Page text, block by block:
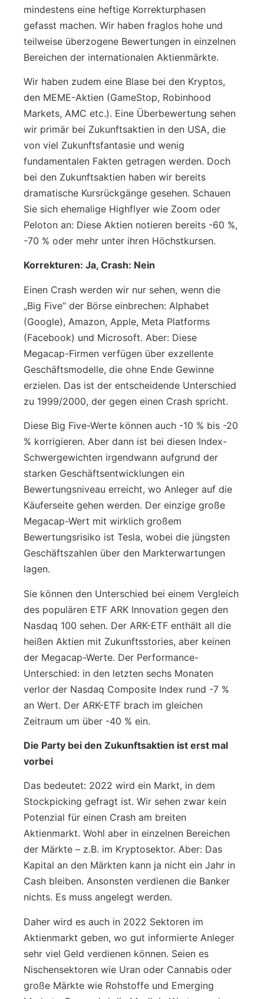
mindestens eine heftige Korrekturphasen
gefasst machen. Wir haben fraglos hohe und
teilweise überzogene Bewertungen in einzelnen
Bereichen der internationalen Aktienmärkte.
Wir haben zudem eine Blase bei den Kryptos,
den MEME-Aktien (GameStop, Robinhood
Markets, AMC etc.). Eine Überbewertung sehen
wir primär bei Zukunftsaktien in den USA, die
von viel Zukunftsfantasie und wenig
fundamentalen Fakten getragen werden. Doch
bei den Zukunftsaktien haben wir bereits
dramatische Kursrückgänge gesehen. Schauen
Sie sich ehemalige Highflyer wie Zoom oder
Peloton an: Diese Aktien notieren bereits -60 %,
-70 % oder mehr unter ihren Höchstkursen.
Korrekturen: Ja, Crash: Nein
Einen Crash werden wir nur sehen, wenn die
„Big Five“ der Börse einbrechen: Alphabet
(Google), Amazon, Apple, Meta Platforms
(Facebook) und Microsoft. Aber: Diese
Megacap-Firmen verfügen über exzellente
Geschäftsmodelle, die ohne Ende Gewinne
erzielen. Das ist der entscheidende Unterschied
zu 1999/2000, der gegen einen Crash spricht.
Diese Big Five-Werte können auch -10 % bis -20
% korrigieren. Aber dann ist bei diesen Index-
Schwergewichten irgendwann aufgrund der
starken Geschäftsentwicklungen ein
Bewertungsniveau erreicht, wo Anleger auf die
Käuferseite gehen werden. Der einzige große
Megacap-Wert mit wirklich großem
Bewertungsrisiko ist Tesla, wobei die jüngsten
Geschäftszahlen über den Markterwartungen
lagen.
Sie können den Unterschied bei einem Vergleich
des populären ETF ARK Innovation gegen den
Nasdaq 100 sehen. Der ARK-ETF enthält all die
heißen Aktien mit Zukunftsstories, aber keinen
der Megacap-Werte. Der Performance-
Unterschied: in den letzten sechs Monaten
verlor der Nasdaq Composite Index rund -7 %
an Wert. Der ARK-ETF brach im gleichen
Zeitraum um über -40 % ein.
Die Party bei den Zukunftsaktien ist erst mal
vorbei
Das bedeutet: 2022 wird ein Markt, in dem
Stockpicking gefragt ist. Wir sehen zwar kein
Potenzial für einen Crash am breiten
Aktienmarkt. Wohl aber in einzelnen Bereichen
der Märkte – z.B. im Kryptosektor. Aber: Das
Kapital an den Märkten kann ja nicht ein Jahr in
Cash bleiben. Ansonsten verdienen die Banker
nichts. Es muss angelegt werden.
Daher wird es auch in 2022 Sektoren im
Aktienmarkt geben, wo gut informierte Anleger
sehr viel Geld verdienen können. Seien es
Nischensektoren wie Uran oder Cannabis oder
große Märkte wie Rohstoffe und Emerging